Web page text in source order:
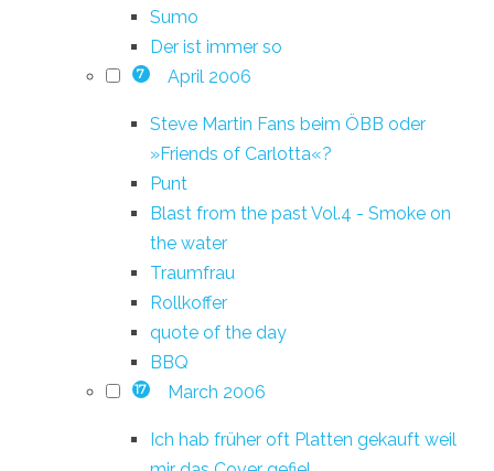
Sumo
Der ist immer so
7 April 2006
Steve Martin Fans beim ÖBB oder
»Friends of Carlotta«?
Punt
Blast from the past Vol.4 - Smoke on
the water
Traumfrau
Rollkoffer
quote of the day
BBQ
17 March 2006
Ich hab früher oft Platten gekauft weil